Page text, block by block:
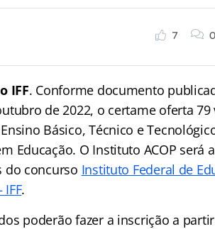
7 0
IFF. Conforme documento
de 2022, o certame oferta
Básico, Técnico e
Educação. O Instituto ACOP será
do concurso Instituto Federal de
.
poderão fazer a inscrição a